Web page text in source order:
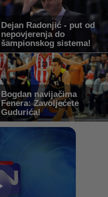
Dejan Radonjić - put od
nepovjerenja do
šampionskog sistema!
Bogdan navijačima
Fenera: Zavoljećete
Gudurića!